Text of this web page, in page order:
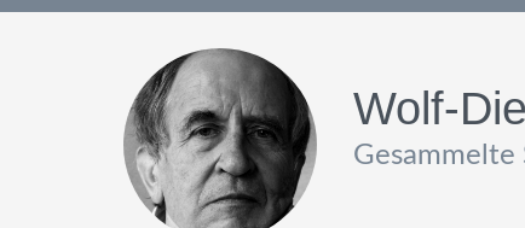
Wolf-
Gesammelte